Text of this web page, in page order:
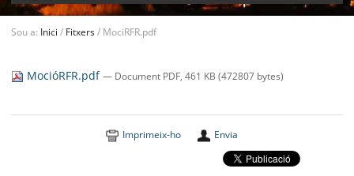
Sou a: Inici / Fitxers/ MociRFR.pdf
MocióRFR.pdf— Document PDF, 461 KB (472807 bytes)
Imprimeix-ho Envia